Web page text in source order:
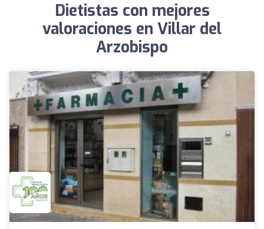
Dietistas con mejores
valoraciones en Villar del
Arzobispo